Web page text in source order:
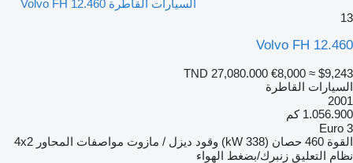
السيارات القاطرة Volvo FH 12.460
13
Volvo FH 12.460
TND 27,080.000 €8,000 ≈ $9,243
السيارات القاطرة
2001
1.056.900 كم
Euro 3
القوة 460 حصان (338 kW) وقود ديزل / مازوت مواصفات المحاور 4x2
نظام التعليق زنبرك/بضغط الهواء